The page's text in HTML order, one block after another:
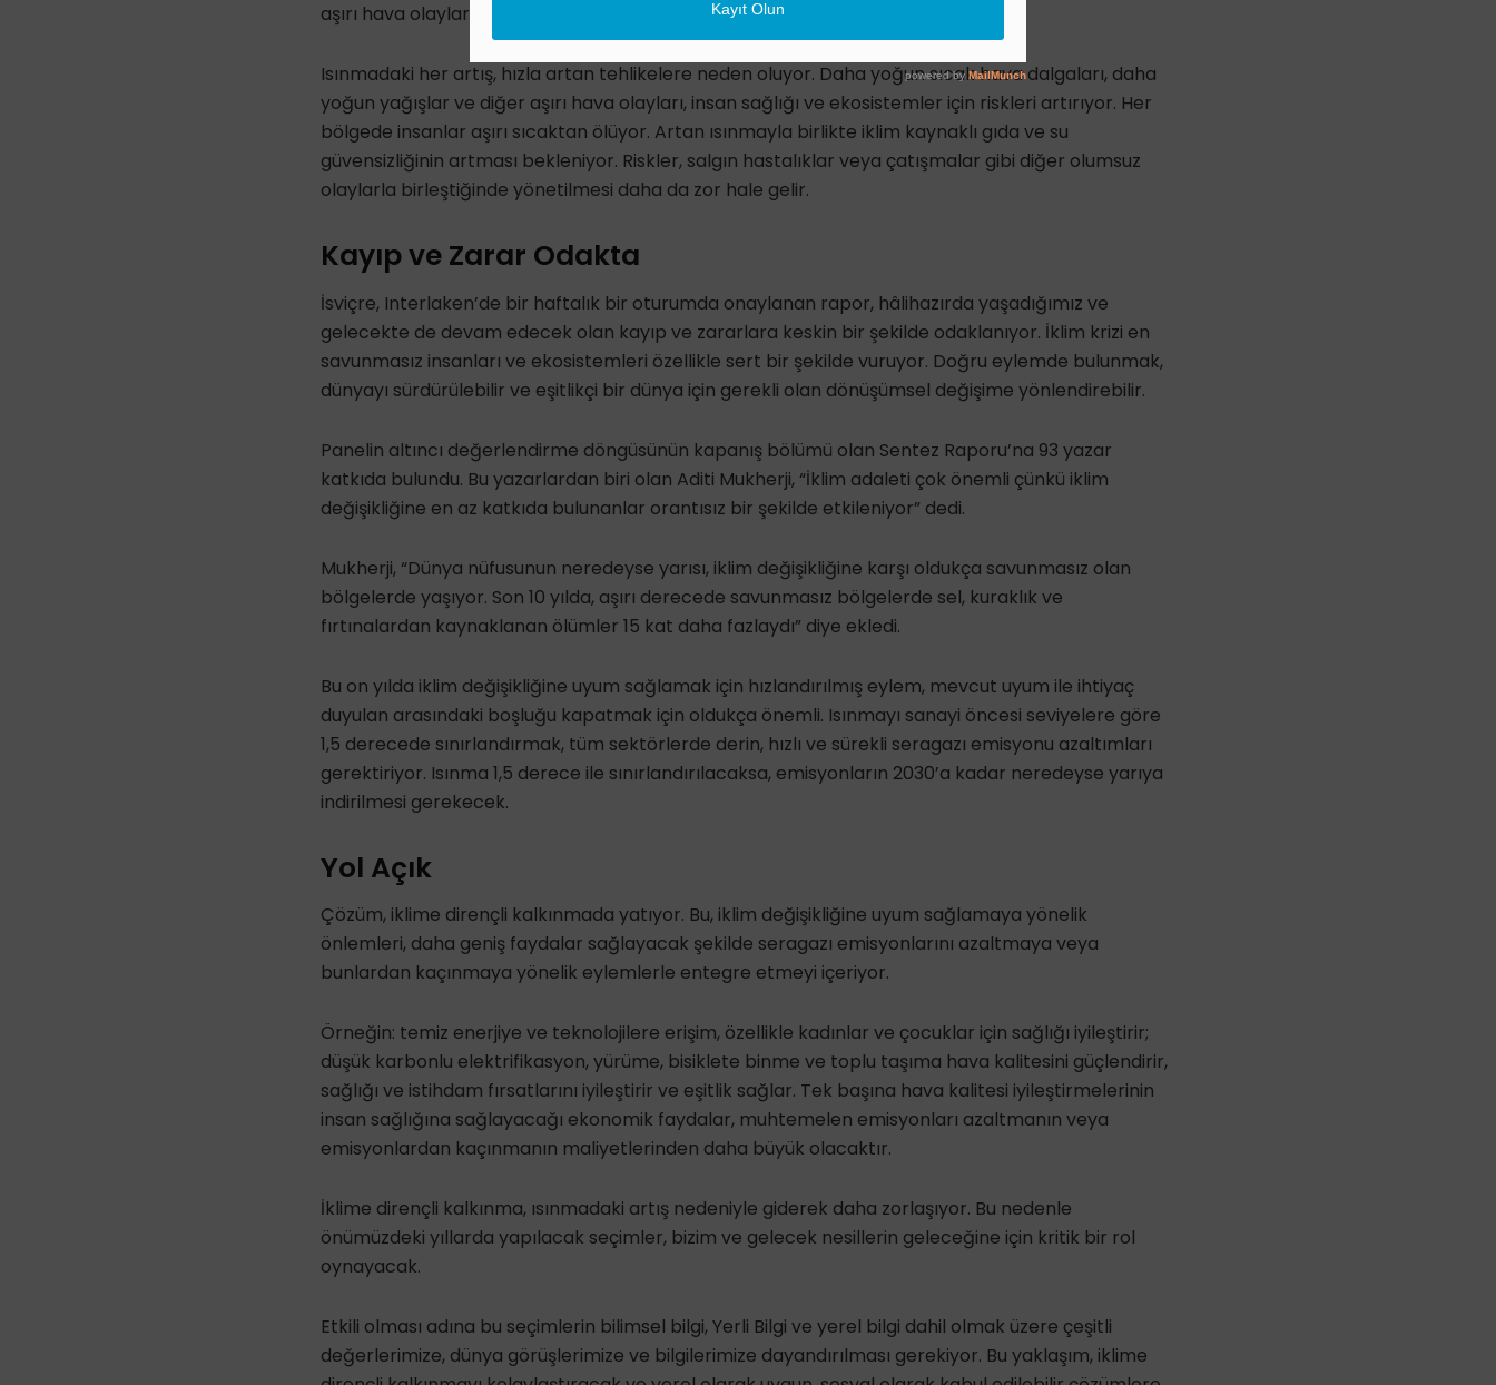
aşırı hava olaylarıyla sonuçlandı.
Isınmadaki her artış, hızla artan tehlikelere neden oluyor. Daha yoğun sıcak hava dalgaları, daha
yoğun yağışlar ve diğer aşırı hava olayları, insan sağlığı ve ekosistemler için riskleri artırıyor. Her
bölgede insanlar aşırı sıcaktan ölüyor. Artan ısınmayla birlikte iklim kaynaklı gıda ve su
güvensizliğinin artması bekleniyor. Riskler, salgın hastalıklar veya çatışmalar gibi diğer olumsuz
olaylarla birleştiğinde yönetilmesi daha da zor hale gelir.
Kayıp ve Zarar Odakta
İsviçre, Interlaken’de bir haftalık bir oturumda onaylanan rapor, hâlihazırda yaşadığımız ve
gelecekte de devam edecek olan kayıp ve zararlara keskin bir şekilde odaklanıyor. İklim krizi en
savunmasız insanları ve ekosistemleri özellikle sert bir şekilde vuruyor. Doğru eylemde bulunmak,
dünyayı sürdürülebilir ve eşitlikçi bir dünya için gerekli olan dönüşümsel değişime yönlendirebilir.
Panelin altıncı değerlendirme döngüsünün kapanış bölümü olan Sentez Raporu’na 93 yazar
katkıda bulundu. Bu yazarlardan biri olan Aditi Mukherji, “İklim adaleti çok önemli çünkü iklim
değişikliğine en az katkıda bulunanlar orantısız bir şekilde etkileniyor” dedi.
Mukherji, “Dünya nüfusunun neredeyse yarısı, iklim değişikliğine karşı oldukça savunmasız olan
bölgelerde yaşıyor. Son 10 yılda, aşırı derecede savunmasız bölgelerde sel, kuraklık ve
fırtınalardan kaynaklanan ölümler 15 kat daha fazlaydı” diye ekledi.
Bu on yılda iklim değişikliğine uyum sağlamak için hızlandırılmış eylem, mevcut uyum ile ihtiyaç
duyulan arasındaki boşluğu kapatmak için oldukça önemli. Isınmayı sanayi öncesi seviyelere göre
1,5 derecede sınırlandırmak, tüm sektörlerde derin, hızlı ve sürekli seragazı emisyonu azaltımları
gerektiriyor. Isınma 1,5 derece ile sınırlandırılacaksa, emisyonların 2030’a kadar neredeyse yarıya
indirilmesi gerekecek.
Yol Açık
Çözüm, iklime dirençli kalkınmada yatıyor. Bu, iklim değişikliğine uyum sağlamaya yönelik
önlemleri, daha geniş faydalar sağlayacak şekilde seragazı emisyonlarını azaltmaya veya
bunlardan kaçınmaya yönelik eylemlerle entegre etmeyi içeriyor.
Örneğin: temiz enerjiye ve teknolojilere erişim, özellikle kadınlar ve çocuklar için sağlığı iyileştirir;
düşük karbonlu elektrifikasyon, yürüme, bisiklete binme ve toplu taşıma hava kalitesini güçlendirir,
sağlığı ve istihdam fırsatlarını iyileştirir ve eşitlik sağlar. Tek başına hava kalitesi iyileştirmelerinin
insan sağlığına sağlayacağı ekonomik faydalar, muhtemelen emisyonları azaltmanın veya
emisyonlardan kaçınmanın maliyetlerinden daha büyük olacaktır.
İklime dirençli kalkınma, ısınmadaki artış nedeniyle giderek daha zorlaşıyor. Bu nedenle
önümüzdeki yıllarda yapılacak seçimler, bizim ve gelecek nesillerin geleceğine için kritik bir rol
oynayacak.
Etkili olması adına bu seçimlerin bilimsel bilgi, Yerli Bilgi ve yerel bilgi dahil olmak üzere çeşitli
değerlerimize, dünya görüşlerimize ve bilgilerimize dayandırılması gerekiyor. Bu yaklaşım, iklime